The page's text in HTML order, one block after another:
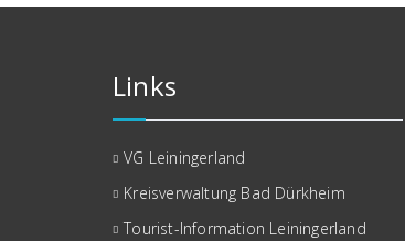
Links
VG Leiningerland
Kreisverwaltung Bad Dürkheim
Tourist-Information Leiningerland